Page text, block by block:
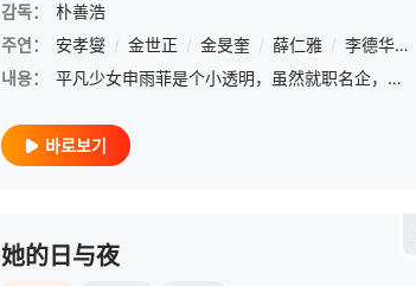
감독：
朴善浩
주연：
安孝燮 / 金世正 / 金旻奎 / 薛仁雅 / 李德华 /
내용：
平凡少女申雨菲是个小透明，虽然就职名企，却是个实实在在的穷人。为了还清家人开店欠下的贷款，在富二代闺蜜的怂恿下，打扮成性感放浪的女人替闺蜜搞砸家里安排的相亲。可是使尽浑身解数不仅没能吓跑相亲对象，反而
바로보기
她的日与夜